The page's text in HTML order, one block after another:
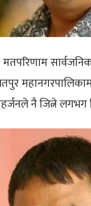
नै जित्ने लगभग